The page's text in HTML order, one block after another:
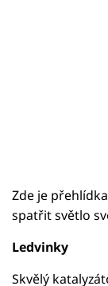
Zde je
spatřit světlo
Ledvinky
Skvělý